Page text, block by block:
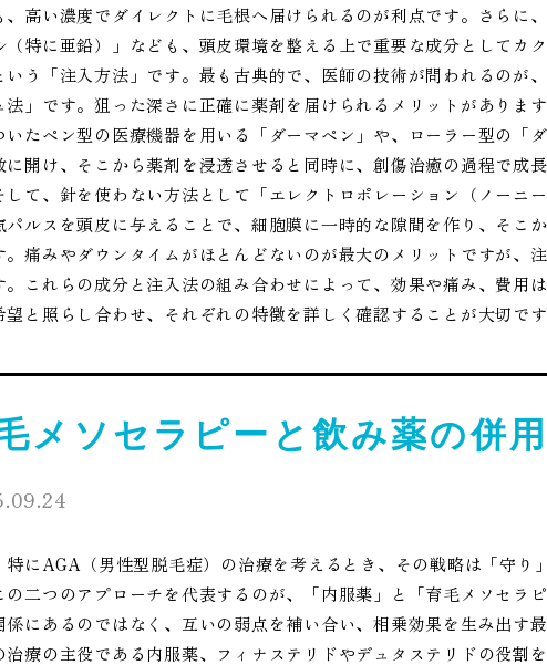
、高い濃度でダイレクトに毛根へ届けられるのが利点です。さらに
（特に亜鉛）」なども、頭皮環境を整える上で重要な成分としてカ
いう「注入方法」です。最も古典的で、医師の技術が問われるのが
法」です。狙った深さに正確に薬剤を届けられるメリットがありま
いたペン型の医療機器を用いる「ダーマペン」や、ローラー型の「
に開け、そこから薬剤を浸透させると同時に、創傷治癒の過程で成
して、針を使わない方法として「エレクトロポレーション（ノーニ
パルスを頭皮に与えることで、細胞膜に一時的な隙間を作り、そこ
。痛みやダウンタイムがほとんどないのが最大のメリットですが、
。これらの成分と注入法の組み合わせによって、効果や痛み、費用
望と照らし合わせ、それぞれの特徴を詳しく確認することが大切です
メソセラピーと飲み薬の併
特にAGA（男性型脱毛症）の治療を考えるとき、その戦略は「守り
の二つのアプローチを代表するのが、「内服薬」と「育毛メソセラ
係にあるのではなく、互いの弱点を補い合い、相乗効果を生み出す
治療の主役である内服薬、フィナステリドやデュタステリドの役割